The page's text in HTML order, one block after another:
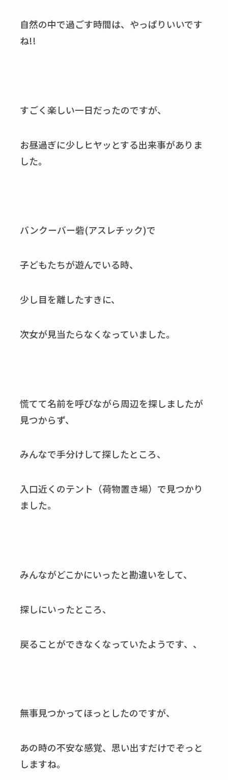
自然の中で過ごす時間は、やっぱりいいです
ね!!
すごく楽しい一日だったのですが、
お昼過ぎに少しヒヤッとする出来事がありま
した。
バンクーバー砦(アスレチック)で
子どもたちが遊んでいる時、
少し目を離したすきに、
次女が見当たらなくなっていました。
慌てて名前を呼びながら周辺を探しましたが
見つからず、
みんなで手分けして探したところ、
入口近くのテント（荷物置き場）で見つかり
ました。
みんながどこかにいったと勘違いをして、
探しにいったところ、
戻ることができなくなっていたようです、、
無事見つかってほっとしたのですが、
あの時の不安な感覚、思い出すだけでぞっと
しますね。